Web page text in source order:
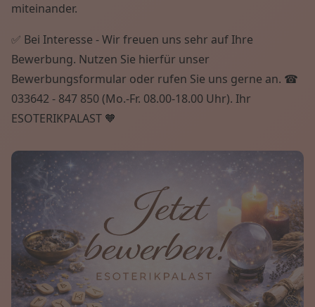
miteinander.
✅ Bei Interesse - Wir freuen uns sehr auf Ihre
Bewerbung. Nutzen Sie hierfür unser
Bewerbungsformular oder rufen Sie uns gerne an. ☎
033642 - 847 850 (Mo.-Fr. 08.00-18.00 Uhr). Ihr
ESOTERIKPALAST 🧡